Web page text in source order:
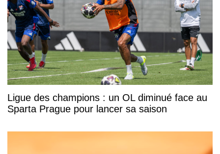
Ligue des champions : un OL diminué face au
Sparta Prague pour lancer sa saison